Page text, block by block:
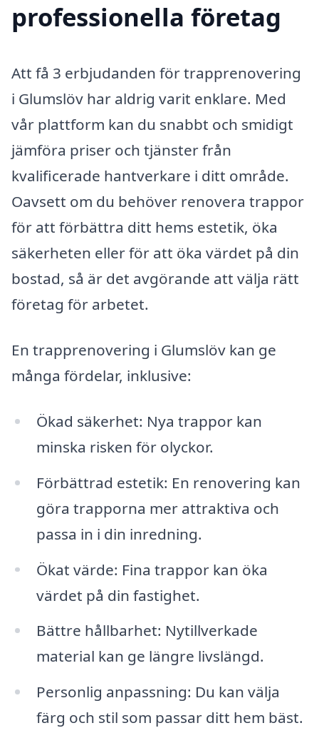
professionella företag
Att få 3 erbjudanden för trapprenovering
i Glumslöv har aldrig varit enklare. Med
vår plattform kan du snabbt och smidigt
jämföra priser och tjänster från
kvalificerade hantverkare i ditt område.
Oavsett om du behöver renovera trappor
för att förbättra ditt hems estetik, öka
säkerheten eller för att öka värdet på din
bostad, så är det avgörande att välja rätt
företag för arbetet.
En trapprenovering i Glumslöv kan ge
många fördelar, inklusive:
Ökad säkerhet: Nya trappor kan
minska risken för olyckor.
Förbättrad estetik: En renovering kan
göra trapporna mer attraktiva och
passa in i din inredning.
Ökat värde: Fina trappor kan öka
värdet på din fastighet.
Bättre hållbarhet: Nytillverkade
material kan ge längre livslängd.
Personlig anpassning: Du kan välja
färg och stil som passar ditt hem bäst.